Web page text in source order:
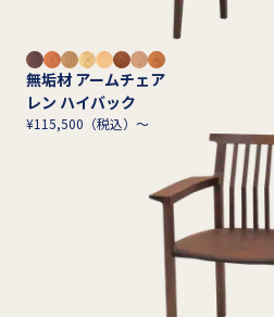
無垢材 アームチェア
レン ハイバック
¥115,500（税込）～